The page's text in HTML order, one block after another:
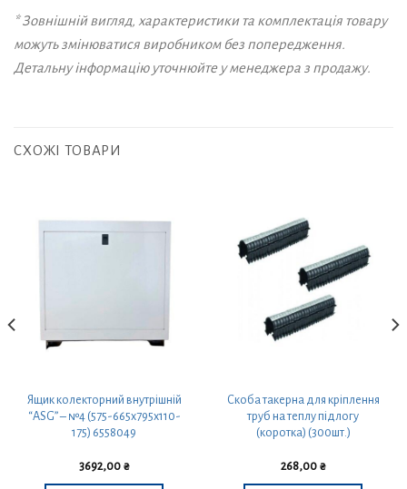
* Зовнішній вигляд, характеристики та комплектація товару
можуть змінюватися виробником без попередження.
Детальну інформацію уточнюйте у менеджера з продажу.
СХОЖІ ТОВАРИ
Ящик колекторний внутрішній
“ASG” – №4 (575-665x795x110-
175) 6558049
3692,00 ₴
Скоба такерна для кріплення
труб на теплу підлогу
(коротка) (300шт.)
268,00 ₴